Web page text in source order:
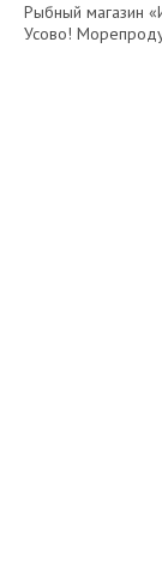
Рыбный магазин
Усово!